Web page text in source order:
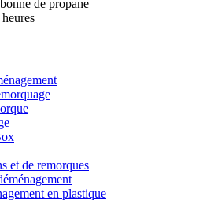
de propane
et de remorques
en plastique